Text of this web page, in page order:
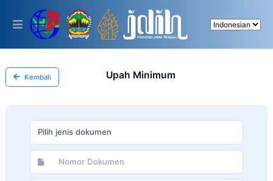
This
includes
accessibility
system.
Kembali Upah Minimum
Pilih jenis dokumen